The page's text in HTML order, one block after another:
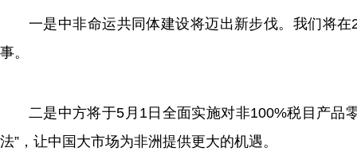
一是中非命运共同体建设将迈出新步伐。我们将
事。
二是中方将于5月1日全面实施对非100%税目产品
法”，让中国大市场为非洲提供更大的机遇。